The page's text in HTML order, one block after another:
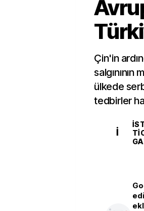
Çin'in
ülkede
tedbirler
İ